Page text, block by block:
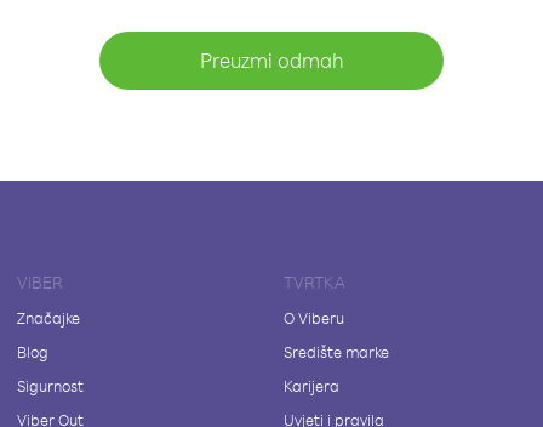
Preuzmi odmah
VIBER
Značajke
Blog
Sigurnost
Viber Out
TVRTKA
O Viberu
Središte marke
Karijera
Uvjeti i pravila